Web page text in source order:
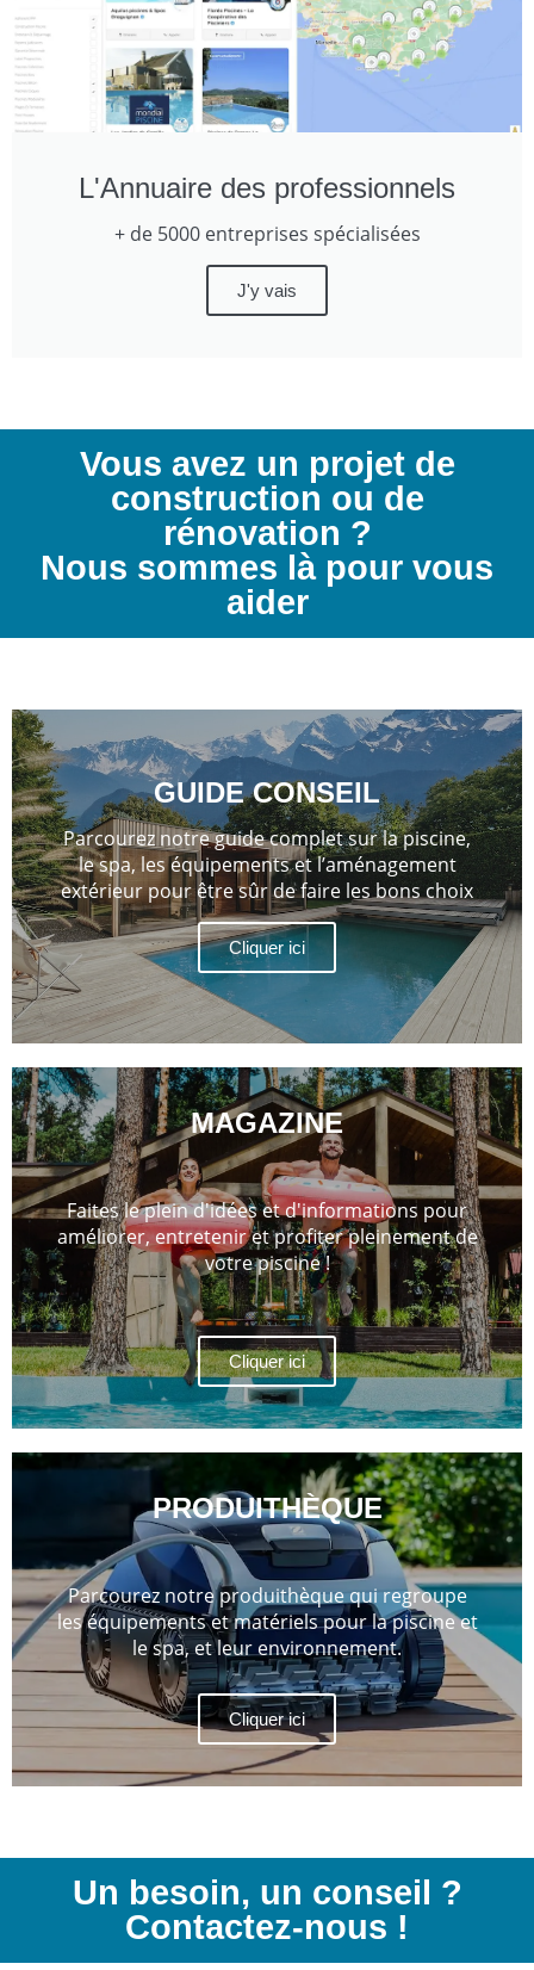
L'Annuaire des professionnels
+ de 5000 entreprises spécialisées
J'y vais
Vous avez un projet de
construction ou de
rénovation ?
Nous sommes là pour vous
aider
GUIDE CONSEIL
Parcourez notre guide complet sur la piscine,
le spa, les équipements et l’aménagement
extérieur pour être sûr de faire les bons choix
Cliquer ici
MAGAZINE
Faites le plein d'idées et d'informations pour
améliorer, entretenir et profiter pleinement de
votre piscine !
Cliquer ici
PRODUITHÈQUE
Parcourez notre produithèque qui regroupe
les équipements et matériels pour la piscine et
le spa, et leur environnement.
Cliquer ici
Un besoin, un conseil ?
Contactez-nous !